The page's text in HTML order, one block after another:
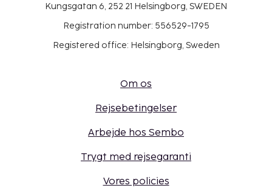
Kungsgatan 6, 252 21 Helsingborg, SWEDEN
Registration number: 556529-1795
Registered office: Helsingborg, Sweden
Om os
Rejsebetingelser
Arbejde hos Sembo
Trygt med rejsegaranti
Vores policies